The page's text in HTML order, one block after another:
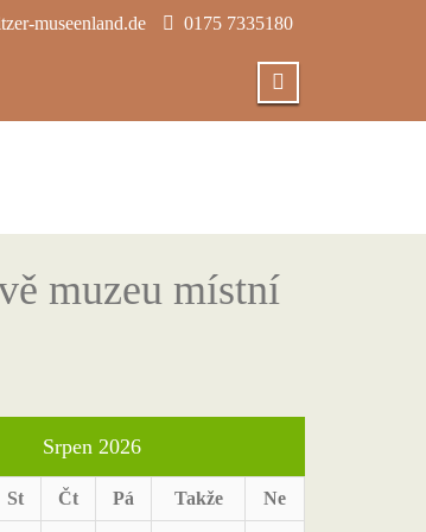
museenland.de 0175 7335180
muzeu místní
Srpen 2026
St Čt Pá Takže Ne